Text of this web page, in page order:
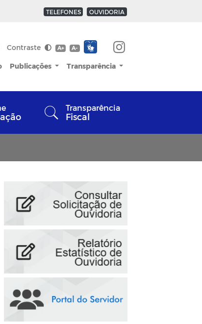
TELEFONES OUVIDORIA
Contraste A+ A-
Publicações Transparência
Transparência
Fiscal